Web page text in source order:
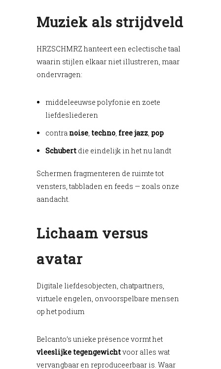
Muziek als strijdveld
HRZSCHMRZ hanteert een eclectische taal
waarin stijlen elkaar niet illustreren, maar
ondervragen:
middeleeuwse polyfonie en zoete
liefdesliederen
contra noise, techno, free jazz, pop
Schubert die eindelijk in het nu landt
Schermen fragmenteren de ruimte tot
vensters, tabbladen en feeds — zoals onze
aandacht.
Lichaam versus
avatar
Digitale liefdesobjecten, chatpartners,
virtuele engelen, onvoorspelbare mensen
op het podium
Belcanto’s unieke présence vormt het
vleeslijke tegengewichtvoor alles wat
vervangbaar en reproduceerbaar is. Waar